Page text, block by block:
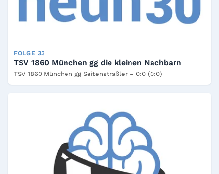
FOLGE 33
TSV 1860 München gg die kleinen Nachbarn
TSV 1860 München gg Seitenstraßler – 0:0 (0:0)